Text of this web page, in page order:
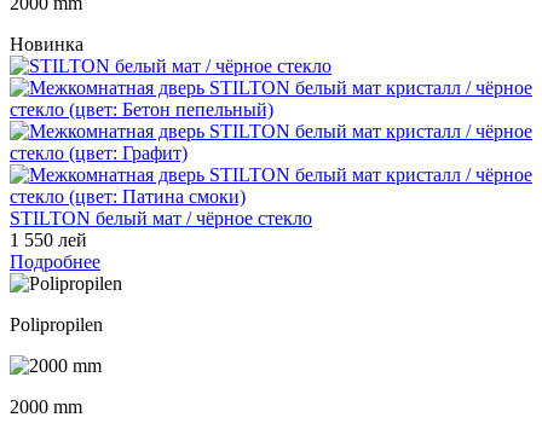
Новинка
STILTON белый мат / чёрное стекло
1 550 лей
Подробнее
Polipropilen
2000 mm